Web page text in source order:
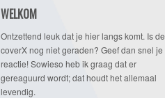
WELKOM
Ontzettend leuk dat je hier langs komt. Is de
coverX nog niet geraden? Geef dan snel je
reactie! Sowieso heb ik graag dat er
gereaguurd wordt; dat houdt het allemaal
levendig.